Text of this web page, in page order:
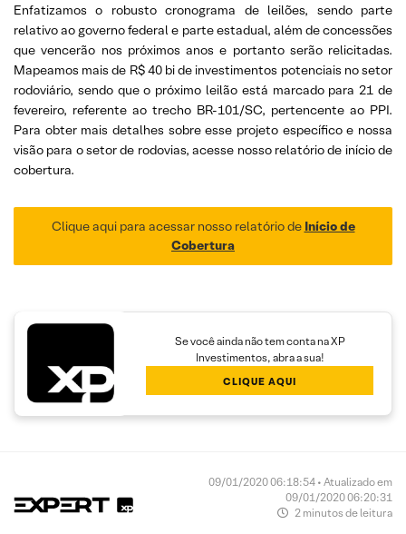
Enfatizamos o robusto cronograma de leilões, sendo parte
relativo ao governo federal e parte estadual, além de concessões
que vencerão nos próximos anos e portanto serão relicitadas.
Mapeamos mais de R$ 40 bi de investimentos potenciais no setor
rodoviário, sendo que o próximo leilão está marcado para 21 de
fevereiro, referente ao trecho BR-101/SC, pertencente ao PPI.
Para obter mais detalhes sobre esse projeto específico e nossa
visão para o setor de rodovias, acesse nosso relatório de início de
cobertura.
Clique aqui para acessar nosso relatório de Início de
Cobertura
Se você ainda não tem conta na XP
Investimentos, abra a sua!
CLIQUE AQUI
09/01/2020 06:18:54 • Atualizado em
09/01/2020 06:20:31
2 minutos de leitura